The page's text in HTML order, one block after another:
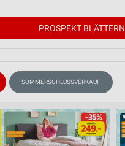
PROSPEKT BLÄTTERN
SOMMERSCHLUSSVERKAUF